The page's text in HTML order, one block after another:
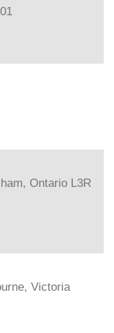
Ontario L3R
Victoria